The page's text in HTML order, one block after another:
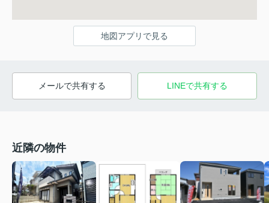
地図アプリで見る
メールで共有する LINEで共有する
近隣の物件